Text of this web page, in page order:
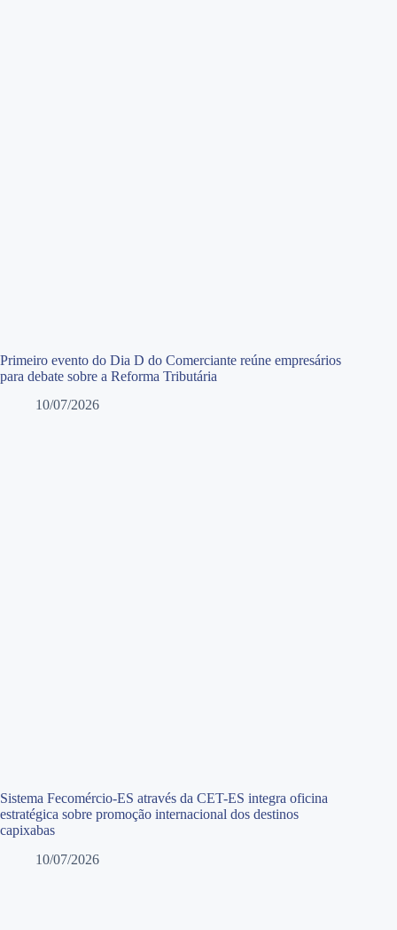
Primeiro evento do Dia D do Comerciante reúne empresários
para debate sobre a Reforma Tributária
10/07/2026
Sistema Fecomércio-ES através da CET-ES integra oficina
estratégica sobre promoção internacional dos destinos
capixabas
10/07/2026